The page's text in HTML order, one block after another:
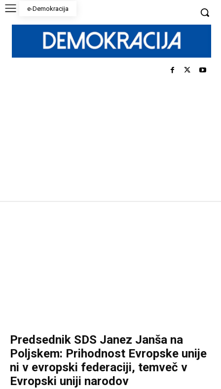
e-Demokracija
Predsednik SDS Janez Janša na
Poljskem: Prihodnost Evropske unije
ni v evropski federaciji, temveč v
Evropski uniji narodov